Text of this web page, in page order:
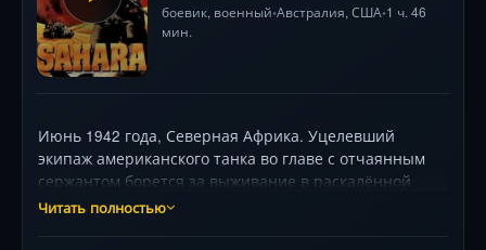
боевик, военный•Австралия, США•1 ч. 46
мин.
Июнь 1942 года, Северная Африка. Уцелевший
экипаж американского танка во главе с отчаянным
сержантом борется за выживание в раскалённой
пустыне. Их находка — полузасохший колодец —
Читать полностью